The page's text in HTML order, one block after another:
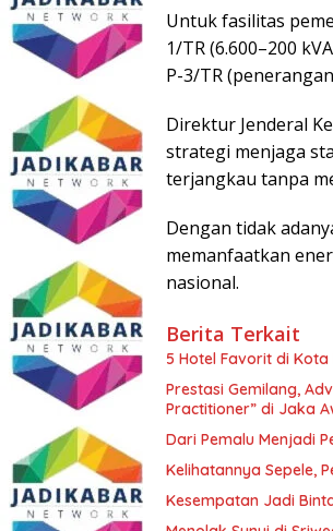
Untuk fasilitas
1/TR (6.600–200
P-3/TR
Direktur Jenderal
strategi menjaga
terjangkau tanpa
Dengan tidak
memanfaatkan
nasional.
Berita Terkait
5 Hotel Favorit di
Prestasi Gemilang,
Practitioner” di Jaka
Dari Pemalu Menjadi
Kelihatannya Sepele,
Kesempatan Jadi